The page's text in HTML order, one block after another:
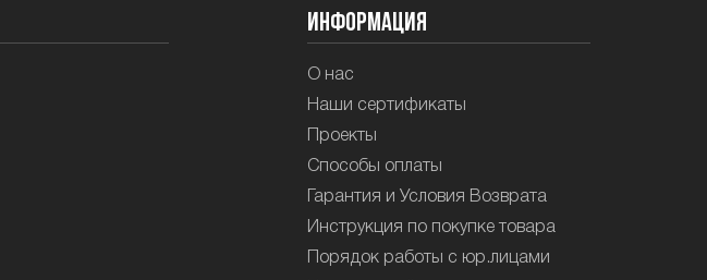
Информация
О нас
Наши сертификаты
Проекты
Способы оплаты
Гарантия и Условия Возврата
Инструкция по покупке товара
Порядок работы с юр.лицами